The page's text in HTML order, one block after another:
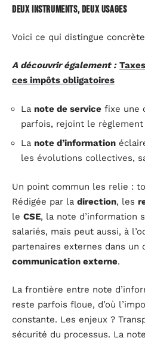
Deux instruments, deux usages
Voici ce qui distingue
A découvrir également :
ces impôts obligatoires
La note de service fixe une
parfois, rejoint le
La note d’information
les évolutions collectives,
Un point commun les relie :
Rédigée par la direction, les
le CSE, la note d’information
salariés, mais peut aussi, à
partenaires externes dans un
communication externe.
La frontière entre note
reste parfois floue, d’où
constante. Les enjeux ?
sécurité du processus. La